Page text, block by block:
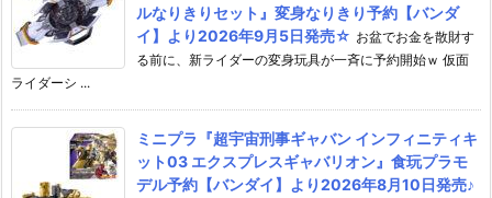
ルなりきりセット』変身なりきり予約【バンダ
イ】より2026年9月5日発売☆ お盆でお金を散財す
る前に、新ライダーの変身玩具が一斉に予約開始ｗ 仮面
ライダーシ ...
ミニプラ『超宇宙刑事ギャバン インフィニティキ
ット03 エクスプレスギャバリオン』食玩プラモ
デル予約【バンダイ】より2026年8月10日発売♪